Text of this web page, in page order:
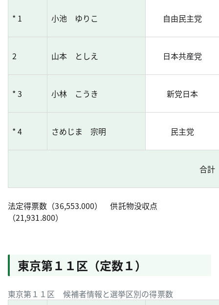
* 1 小池 ゆりこ 自由民主党
2 山本 としえ 日本共産党
* 3 小林 こうき 新党日本
* 4 さめじま 宗明 民主党
合計
法定得票数（36,553.000） 供託物没収点
（21,931.800）
東京第１１区（定数１）
東京第１１区 候補者情報と選挙区別の得票数